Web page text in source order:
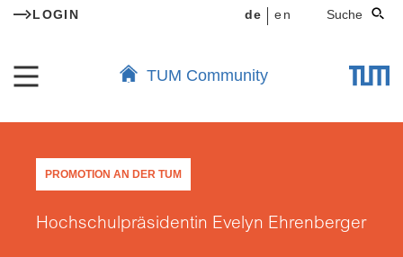
LOGIN de en Suche
TUM Community
PROMOTION AN DER TUM
Hochschulpräsidentin Evelyn Ehrenberger